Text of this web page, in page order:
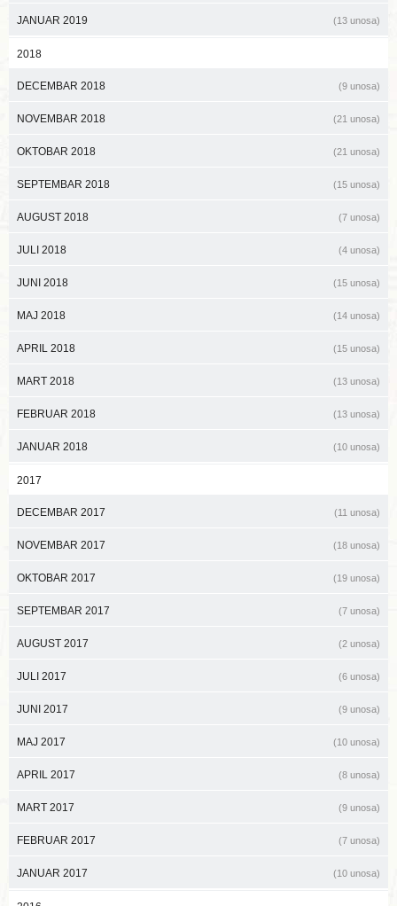
JANUAR 2019 (13 unosa)
2018
DECEMBAR 2018 (9 unosa)
NOVEMBAR 2018 (21 unosa)
OKTOBAR 2018 (21 unosa)
SEPTEMBAR 2018 (15 unosa)
AUGUST 2018 (7 unosa)
JULI 2018 (4 unosa)
JUNI 2018 (15 unosa)
MAJ 2018 (14 unosa)
APRIL 2018 (15 unosa)
MART 2018 (13 unosa)
FEBRUAR 2018 (13 unosa)
JANUAR 2018 (10 unosa)
2017
DECEMBAR 2017 (11 unosa)
NOVEMBAR 2017 (18 unosa)
OKTOBAR 2017 (19 unosa)
SEPTEMBAR 2017 (7 unosa)
AUGUST 2017 (2 unosa)
JULI 2017 (6 unosa)
JUNI 2017 (9 unosa)
MAJ 2017 (10 unosa)
APRIL 2017 (8 unosa)
MART 2017 (9 unosa)
FEBRUAR 2017 (7 unosa)
JANUAR 2017 (10 unosa)